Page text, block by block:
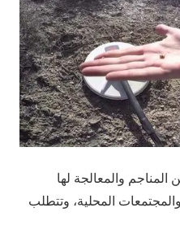
والمعالجة لها
المحلية، وتتطلب